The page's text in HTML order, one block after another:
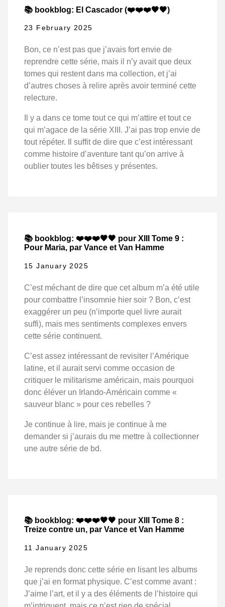
📚 bookblog: El Cascador (❤️❤️❤️🖤🖤)
23 February 2025
Bon, ce n’est pas que j’avais fort envie de
reprendre cette série, mais il n’y avait que deux
tomes qui restent dans ma collection, et j’ai
d’autres choses à relire après avoir terminé cette
relecture.
Il y a dans ce tome tout ce qui m’attire et tout ce
qui m’agace de la série XIII. J’ai pas trop envie de
tout répéter. Il suffit de dire que c’est intéressant
comme histoire d’aventure tant qu’on arrive à
oublier toutes les bêtises y présentes.
📚 bookblog: ❤️❤️❤️🖤🖤 pour XIII Tome 9 :
Pour Maria, par Vance et Van Hamme
15 January 2025
C’est méchant de dire que cet album m’a été utile
pour combattre l’insomnie hier soir ? Bon, c’est
exaggérer un peu (n’importe quel livre aurait
suffi), mais mes sentiments complexes envers
cette série continuent.
C’est assez intéressant de revisiter l’Amérique
latine, et il aurait servi comme occasion de
critiquer le militarisme américain, mais pourquoi
donc éléver un Irlando-Américain comme «
sauveur blanc » pour ces rebelles ?
Je continue à lire, mais je continue à me
demander si j’aurais du me mettre à collectionner
une autre série de bd.
📚 bookblog: ❤️❤️❤️🖤🖤 pour XIII Tome 8 :
Treize contre un, par Vance et Van Hamme
11 January 2025
Je reprends donc cette série en lisant les albums
que j’ai en format physique. C’est comme avant :
J’aime l’art, et il y a des éléments de l’histoire qui